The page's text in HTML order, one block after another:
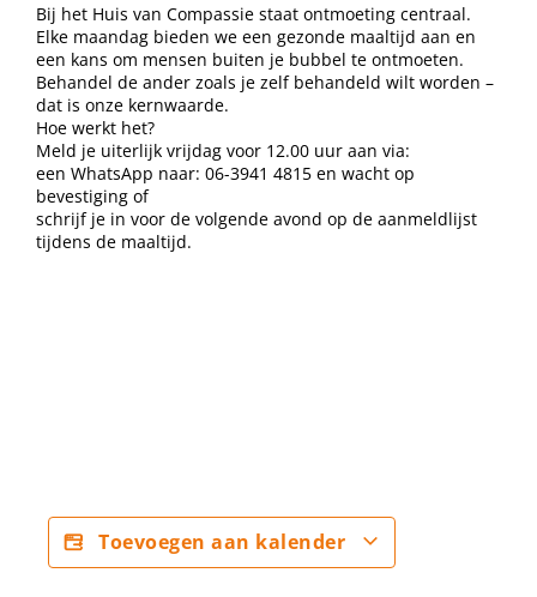
Bij het Huis van Compassie staat ontmoeting centraal.
Elke maandag bieden we een gezonde maaltijd aan en
een kans om mensen buiten je bubbel te ontmoeten.
Behandel de ander zoals je zelf behandeld wilt worden –
dat is onze kernwaarde.
Hoe werkt het?
Meld je uiterlijk vrijdag voor 12.00 uur aan via:
een WhatsApp naar: 06-3941 4815 en wacht op
bevestiging of
schrijf je in voor de volgende avond op de aanmeldlijst
tijdens de maaltijd.
Toevoegen aan kalender